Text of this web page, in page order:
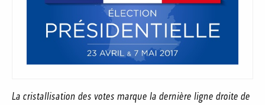
La cristallisation des votes marque la dernière ligne droite de